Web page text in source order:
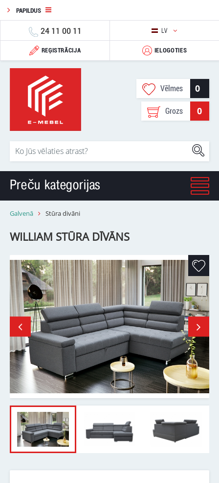
PAPILDUS
24 11 00 11 LV
REĢISTRĀCIJA IELOGOTIES
Vēlmes 0
Grozs 0
Preču kategorijas
Galvenā Stūra divāni
WILLIAM STŪRA DĪVĀNS